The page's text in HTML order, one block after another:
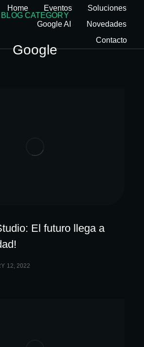
Home Eventos
Soluciones
Google AI
Novedades
Contacto
BLOG CATEGORY
Google
El futuro llega a
12, 2022